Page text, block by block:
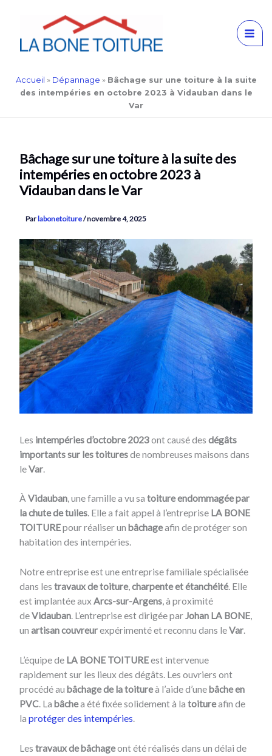
Accueil » Dépannage » Bâchage sur une toiture à la suite
des intempéries en octobre 2023 à Vidauban dans le
Var
Bâchage sur une toiture à la suite des
intempéries en octobre 2023 à
Vidauban dans le Var
Par labonetoiture/novembre 4, 2025
Les intempéries d’octobre 2023ont causé des dégâts
importants sur les toituresde nombreuses maisons dans
leVar.
ÀVidauban, une famille a vu sa toiture endommagée par
la chute de tuiles. Elle a fait appel à l’entreprise LA BONE
TOITUREpour réaliser un bâchageafin de protéger son
habitation des intempéries.
Notre entreprise est une entreprise familiale spécialisée
dans les travaux de toiture,charpente et étanchéité. Elle
est implantée auxArcs-sur-Argens, à proximité
deVidauban. L’entreprise est dirigée parJohan LA BONE,
unartisan couvreurexpérimenté et reconnu dans leVar.
L’équipe de LA BONE TOITUREest intervenue
rapidement sur les lieux des dégâts. Les ouvriers ont
procédé au bâchage de la toitureà l’aide d’unebâche en
PVC. La bâchea été fixée solidement à latoitureafin de
laprotéger des intempéries.
Les travaux de bâchageont été réalisés dans un délai de